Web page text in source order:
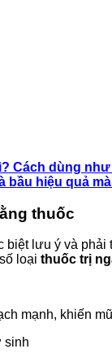
Cách dùng như
bầu hiệu quả
thuốc
biệt lưu ý và
loại thuốc trị
mạnh, khiến
sinh